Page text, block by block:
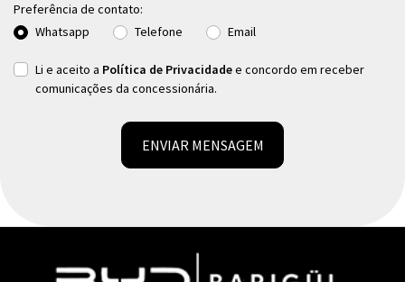
Preferência de contato:
Whatsapp
Telefone Email
Li e aceito a Política de Privacidadee concordo em receber
comunicações da concessionária.
ENVIAR MENSAGEM